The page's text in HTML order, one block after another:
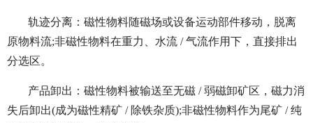
轨迹分离：磁性物料随磁场或设备运动部件移动，脱离
原物料流;非磁性物料在重力、水流 / 气流作用下，直接排出
分选区。
产品卸出：磁性物料被输送至无磁 / 弱磁卸矿区，磁力消
失后卸出(成为磁性精矿 / 除铁杂质);非磁性物料作为尾矿 / 纯